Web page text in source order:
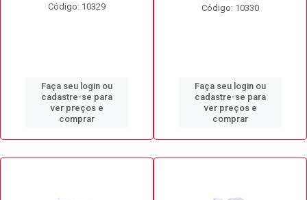
Código: 10329
Faça seu login ou
cadastre-se para
ver preços e
comprar
Código: 10330
Faça seu login ou
cadastre-se para
ver preços e
comprar